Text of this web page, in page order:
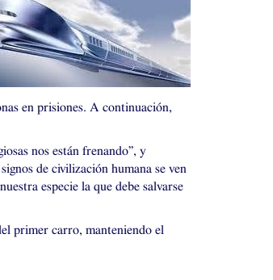
en prisiones. A continuación,
nos están frenando”, y
de civilización humana se ven
especie la que debe salvarse
primer carro, manteniendo el